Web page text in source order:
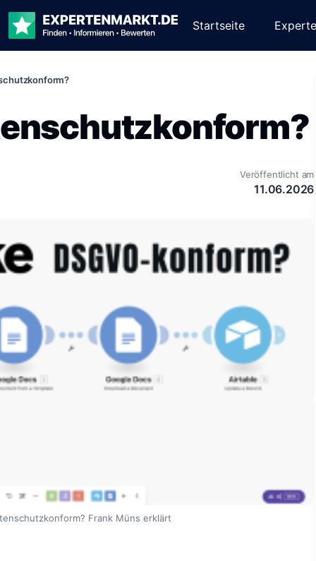
Startseite
Veröffentlicht am
11.06.2026
Frank Müns erklärt